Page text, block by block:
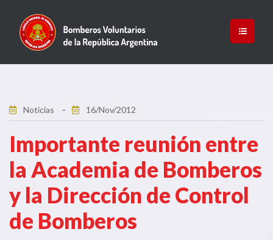
Noticias 16/Nov/2012
Importante reunión entre
la Academia de Bomberos
y la Dirección de Control
de Bomberos